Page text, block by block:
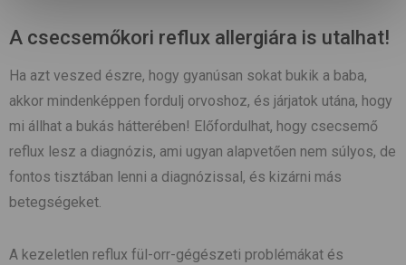
A csecsemőkori reflux allergiára is utalhat!
Ha azt veszed észre, hogy gyanúsan sokat bukik a baba,
akkor mindenképpen fordulj orvoshoz, és járjatok utána, hogy
mi állhat a bukás hátterében! Előfordulhat, hogy csecsemő
reflux lesz a diagnózis, ami ugyan alapvetően nem súlyos, de
fontos tisztában lenni a diagnózissal, és kizárni más
betegségeket.
A kezeletlen reflux fül-orr-gégészeti problémákat és